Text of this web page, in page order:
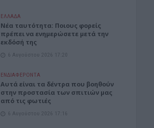
ΕΛΛΑΔΑ
Νέα ταυτότητα: Ποιους φορείς
πρέπει να ενημερώσετε μετά την
εκδόσή της
6 Αυγούστου 2026 17:20
ΕΝΔΙΑΦΕΡΟΝΤΑ
Αυτά είναι τα δέντρα που βοηθούν
στην προστασία των σπιτιών μας
από τις φωτιές
6 Αυγούστου 2026 17:16